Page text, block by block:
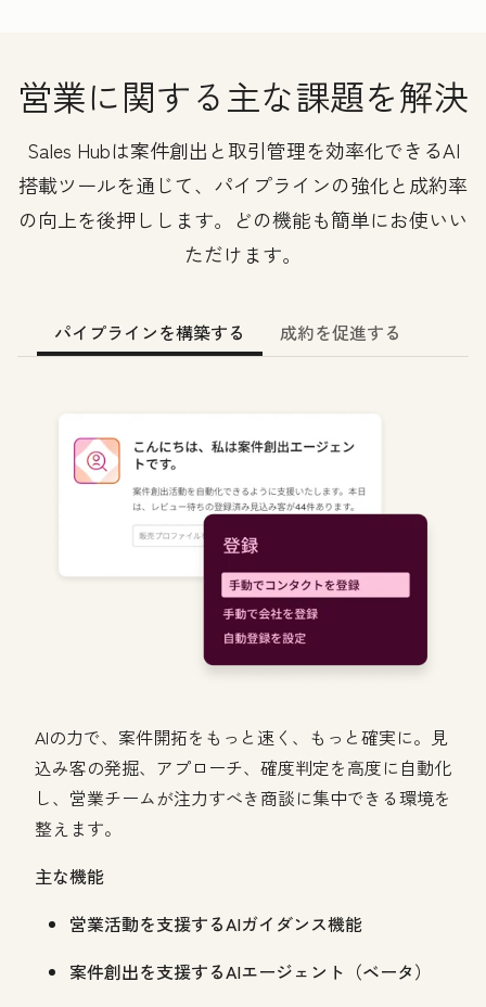
営業に関する主な課題を解決
Sales Hubは案件創出と取引管理を効率化できるAI
搭載ツールを通じて、パイプラインの強化と成約率
の向上を後押しします。どの機能も簡単にお使いい
ただけます。
パイプラインを構築する 成約を促進する
AIの力で、案件開拓をもっと速く、もっと確実に。見
込み客の発掘、アプローチ、確度判定を高度に自動化
し、営業チームが注力すべき商談に集中できる環境を
整えます。
主な機能
営業活動を支援するAIガイダンス機能
案件創出を支援するAIエージェント（ベータ）